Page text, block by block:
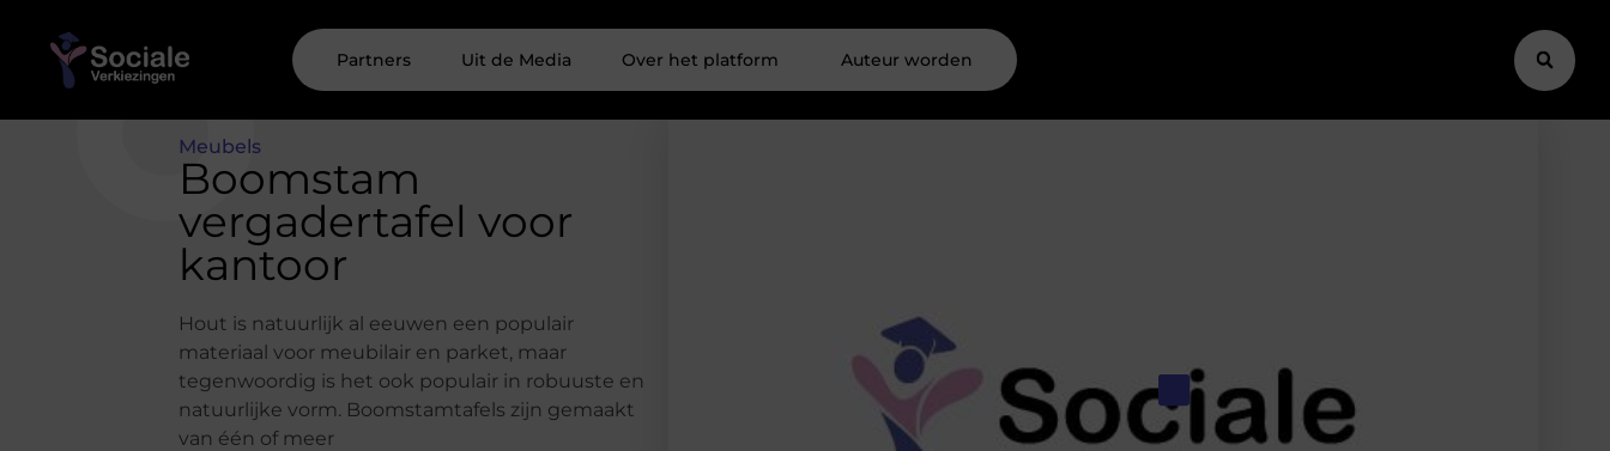
Partners Uit de Media Over het platform Auteur worden
Meubels
Boomstam
vergadertafel voor
kantoor
Hout is natuurlijk al eeuwen een populair
materiaal voor meubilair en parket, maar
tegenwoordig is het ook populair in robuuste en
natuurlijke vorm. Boomstamtafels zijn gemaakt
van één of meer